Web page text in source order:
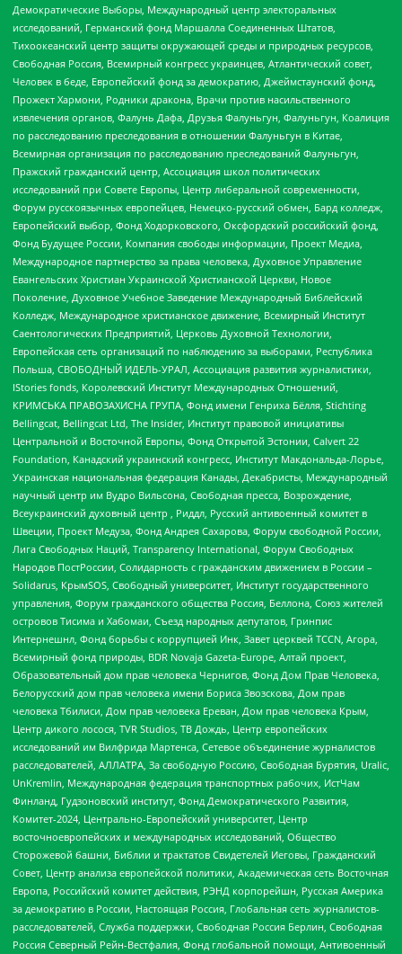
Демократические Выборы, Международный центр электоральных
исследований, Германский фонд Маршалла Соединенных Штатов,
Тихоокеанский центр защиты окружающей среды и природных ресурсов,
Свободная Россия, Всемирный конгресс украинцев, Атлантический совет,
Человек в беде, Европейский фонд за демократию, Джеймстаунский фонд,
Прожект Хармони, Родники дракона, Врачи против насильственного
извлечения органов, Фалунь Дафа, Друзья Фалуньгун, Фалуньгун, Коалиция
по расследованию преследования в отношении Фалуньгун в Китае,
Всемирная организация по расследованию преследований Фалуньгун,
Пражский гражданский центр, Ассоциация школ политических
исследований при Совете Европы, Центр либеральной современности,
Форум русскоязычных европейцев, Немецко-русский обмен, Бард колледж,
Европейский выбор, Фонд Ходорковского, Оксфордский российский фонд,
Фонд Будущее России, Компания свободы информации, Проект Медиа,
Международное партнерство за права человека, Духовное Управление
Евангельских Христиан Украинской Христианской Церкви, Новое
Поколение, Духовное Учебное Заведение Международный Библейский
Колледж, Международное христианское движение, Всемирный Институт
Саентологических Предприятий, Церковь Духовной Технологии,
Европейская сеть организаций по наблюдению за выборами, Республика
Польша, СВОБОДНЫЙ ИДЕЛЬ-УРАЛ, Ассоциация развития журналистики,
IStories fonds, Королевский Институт Международных Отношений,
КРИМСЬКА ПРАВОЗАХИСНА ГРУПА, Фонд имени Генриха Бёлля, Stichting
Bellingcat, Bellingcat Ltd, The Insider, Институт правовой инициативы
Центральной и Восточной Европы, Фонд Открытой Эстонии, Calvert 22
Foundation, Канадский украинский конгресс, Институт Макдональда-Лорье,
Украинская национальная федерация Канады, Декабристы, Международный
научный центр им Вудро Вильсона, Свободная пресса, Возрождение,
Всеукраинский духовный центр , Риддл, Русский антивоенный комитет в
Швеции, Проект Медуза, Фонд Андрея Сахарова, Форум свободной России,
Лига Свободных Наций, Transparеncy International, Форум Свободных
Народов ПостРоссии, Солидарность с гражданским движением в России –
Solidarus, КрымSOS, Свободный университет, Институт государственного
управления, Форум гражданского общества Россия, Беллона, Союз жителей
островов Тисима и Хабомаи, Съезд народных депутатов, Гринпис
Интернешнл, Фонд борьбы с коррупцией Инк, Завет церквей TCCN, Агора,
Всемирный фонд природы, BDR Novaja Gazeta-Europe, Алтай проект,
Образовательный дом прав человека Чернигов, Фонд Дом Прав Человека,
Белорусский дом прав человека имени Бориса Звозскова, Дом прав
человека Тбилиси, Дом прав человека Ереван, Дом прав человека Крым,
Центр дикого лосося, TVR Studios, ТВ Дождь, Центр европейских
исследований им Вилфрида Мартенса, Сетевое объединение журналистов
расследователей, АЛЛАТРА, За свободную Россию, Свободная Бурятия, Uralic,
UnKremlin, Международная федерация транспортных рабочих, ИстЧам
Финланд, Гудзоновский институт, Фонд Демократического Развития,
Комитет-2024, Центрально-Европейский университет, Центр
восточноевропейских и международных исследований, Общество
Сторожевой башни, Библии и трактатов Свидетелей Иеговы, Гражданский
Совет, Центр анализа европейской политики, Академическая сеть Восточная
Европа, Российский комитет действия, РЭНД корпорейшн, Русская Америка
за демократию в России, Настоящая Россия, Глобальная сеть журналистов-
расследователей, Служба поддержки, Свободная Россия Берлин, Свободная
Россия Северный Рейн-Вестфалия, Фонд глобальной помощи, Антивоенный